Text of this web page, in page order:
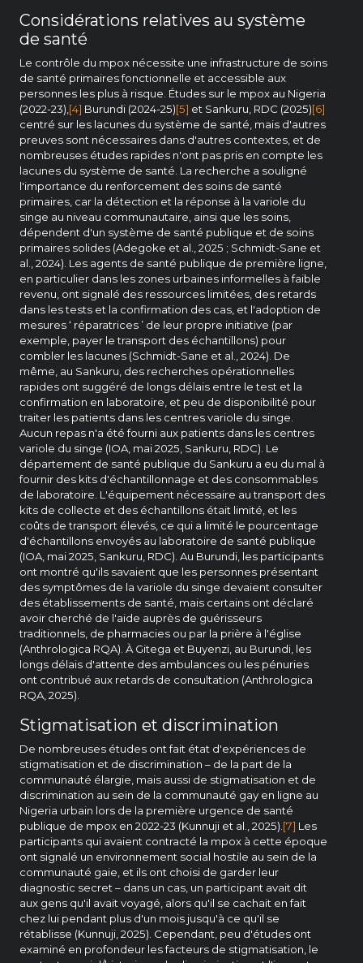
Considérations relatives au système
de santé
Le contrôle du mpox nécessite une infrastructure de soins
de santé primaires fonctionnelle et accessible aux
personnes les plus à risque. Études sur le mpox au Nigeria
(2022-23), [4] Burundi (2024-25)[5] et Sankuru, RDC (2025)[6]
centré sur les lacunes du système de santé, mais d'autres
preuves sont nécessaires dans d'autres contextes, et de
nombreuses études rapides n'ont pas pris en compte les
lacunes du système de santé. La recherche a souligné
l'importance du renforcement des soins de santé
primaires, car la détection et la réponse à la variole du
singe au niveau communautaire, ainsi que les soins,
dépendent d'un système de santé publique et de soins
primaires solides (Adegoke et al., 2025 ; Schmidt-Sane et
al., 2024). Les agents de santé publique de première ligne,
en particulier dans les zones urbaines informelles à faible
revenu, ont signalé des ressources limitées, des retards
dans les tests et la confirmation des cas, et l'adoption de
mesures ‘ réparatrices ’ de leur propre initiative (par
exemple, payer le transport des échantillons) pour
combler les lacunes (Schmidt-Sane et al., 2024). De
même, au Sankuru, des recherches opérationnelles
rapides ont suggéré de longs délais entre le test et la
confirmation en laboratoire, et peu de disponibilité pour
traiter les patients dans les centres variole du singe.
Aucun repas n'a été fourni aux patients dans les centres
variole du singe (IOA, mai 2025, Sankuru, RDC). Le
département de santé publique du Sankuru a eu du mal à
fournir des kits d'échantillonnage et des consommables
de laboratoire. L'équipement nécessaire au transport des
kits de collecte et des échantillons était limité, et les
coûts de transport élevés, ce qui a limité le pourcentage
d'échantillons envoyés au laboratoire de santé publique
(IOA, mai 2025, Sankuru, RDC). Au Burundi, les participants
ont montré qu'ils savaient que les personnes présentant
des symptômes de la variole du singe devaient consulter
des établissements de santé, mais certains ont déclaré
avoir cherché de l'aide auprès de guérisseurs
traditionnels, de pharmacies ou par la prière à l'église
(Anthrologica RQA). À Gitega et Buyenzi, au Burundi, les
longs délais d'attente des ambulances ou les pénuries
ont contribué aux retards de consultation (Anthrologica
RQA, 2025).
Stigmatisation et discrimination
De nombreuses études ont fait état d'expériences de
stigmatisation et de discrimination – de la part de la
communauté élargie, mais aussi de stigmatisation et de
discrimination au sein de la communauté gay en ligne au
Nigeria urbain lors de la première urgence de santé
publique de mpox en 2022-23 (Kunnuji et al., 2025). [7] Les
participants qui avaient contracté la mpox à cette époque
ont signalé un environnement social hostile au sein de la
communauté gaie, et ils ont choisi de garder leur
diagnostic secret – dans un cas, un participant avait dit
aux gens qu'il avait voyagé, alors qu'il se cachait en fait
chez lui pendant plus d'un mois jusqu'à ce qu'il se
rétablisse (Kunnuji, 2025). Cependant, peu d'études ont
examiné en profondeur les facteurs de stigmatisation, le